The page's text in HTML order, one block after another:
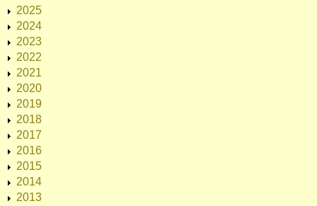
2025
2024
2023
2022
2021
2020
2019
2018
2017
2016
2015
2014
2013